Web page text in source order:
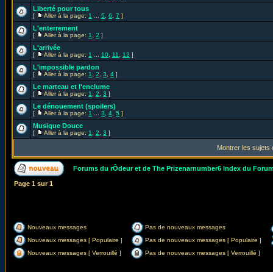
Liberté pour tous
[ Aller à la page: 1 5 6 7 ]
L'enterrement
[ Aller à la page: 1 2 ]
L'arrivée
[ Aller à la page: 1 10 11 12 ]
L'impossible pardon
[ Aller à la page: 1 2 3 4 ]
Le marteau et l'enclume
[ Aller à la page: 1 2 3 ]
Le dénouement (spoilers)
[ Aller à la page: 1 3 4 5 ]
Musique Douce
[ Aller à la page: 1 2 3 ]
Montrer les sujets
Forums du rÔdeur et de The Prizenarnumber6 Index du
Page 1 sur1
Nouveaux messages
Pas de nouveaux messages
Nouveaux messages [ Populaire ]
Pas de nouveaux messages [ Populaire ]
Nouveaux messages [ Verrouillé ]
Pas de nouveaux messages [ Verrouillé ]